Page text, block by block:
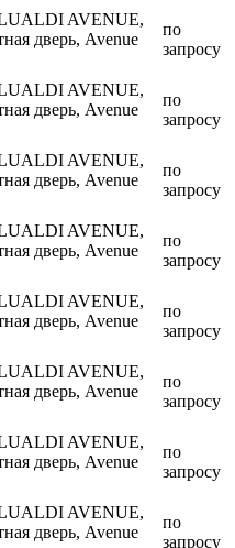
AVENUE,
дверь, Avenue
по
запросу
AVENUE,
дверь, Avenue
по
запросу
AVENUE,
дверь, Avenue
по
запросу
AVENUE,
дверь, Avenue
по
запросу
AVENUE,
дверь, Avenue
по
запросу
AVENUE,
дверь, Avenue
по
запросу
AVENUE,
дверь, Avenue
по
запросу
AVENUE,
дверь, Avenue
по
запросу